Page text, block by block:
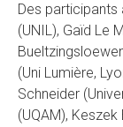
Des participants
(UNIL), Gaïd Le
(Uni Lumière,
Schneider
(UQAM),